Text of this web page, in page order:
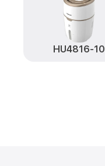
HU4816-10